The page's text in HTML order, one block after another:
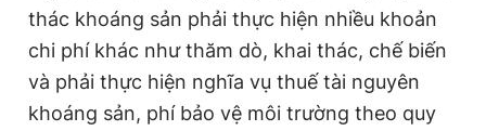
thác khoáng sản phải thực hiện nhiều khoản
chi phí khác như thăm dò, khai thác, chế biến
và phải thực hiện nghĩa vụ thuế tài nguyên
khoáng sản, phí bảo vệ môi trường theo quy